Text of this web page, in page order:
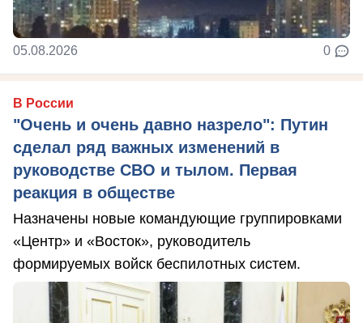
05.08.2026 0
В России
"Очень и очень давно назрело": Путин
сделал ряд важных изменений в
руководстве СВО и тылом. Первая
реакция в обществе
Назначены новые командующие группировками
«Центр» и «Восток», руководитель
формируемых войск беспилотных систем.